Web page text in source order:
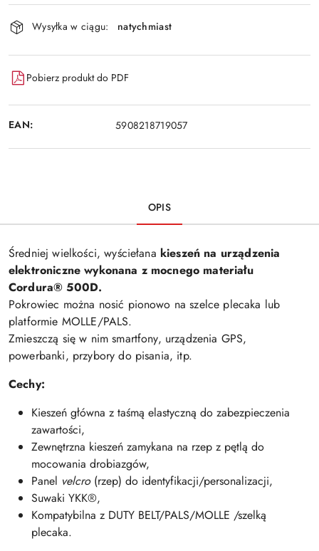
Dostępność
i
dostawa
Wysyłka w ciągu: natychmiast
Pobierz produkt do PDF
EAN: 5908218719057
OPIS
Średniej wielkości, wyściełana kieszeń na urządzenia
elektroniczne wykonana z mocnego materiału
Cordura® 500D.
Pokrowiec można nosić pionowo na szelce plecaka lub
platformie MOLLE/PALS.
Zmieszczą się w nim smartfony, urządzenia GPS,
powerbanki, przybory do pisania, itp.
Cechy:
Kieszeń główna z taśmą elastyczną do zabezpieczenia
zawartości,
Zewnętrzna kieszeń zamykana na rzep z pętlą do
mocowania drobiazgów,
Panel velcro(rzep) do identyfikacji/personalizacji,
Suwaki YKK®,
Kompatybilna z DUTY BELT/PALS/MOLLE /szelką
plecaka.